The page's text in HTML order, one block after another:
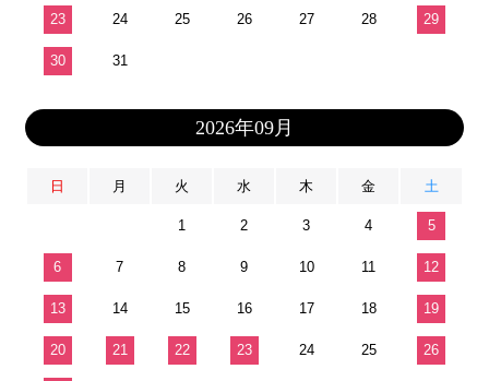
23 24 25 26 27 28 29
30 31
2026年09月
日 月 火 水 木 金 土
1 2 3 4 5
6 7 8 9 10 11 12
13 14 15 16 17 18 19
20 21 22 23 24 25 26